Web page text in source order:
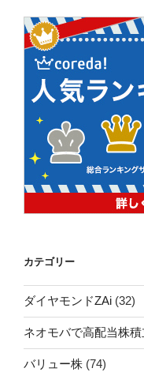
カテゴリー
ダイヤモンドZAi (32)
ネオモバで高配当株積
バリュー株 (74)